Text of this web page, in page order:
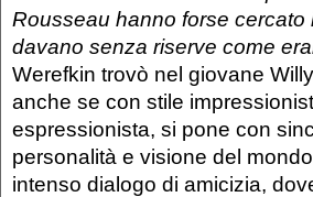
Rousseau hanno forse
davano senza riserve come
Werefkin trovò nel giovane
anche se con stile
espressionista, si pone con
personalità e visione del
intenso dialogo di amicizia,